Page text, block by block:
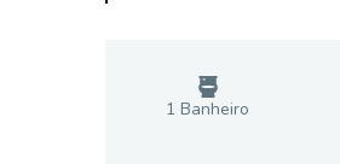
1 Banheiro